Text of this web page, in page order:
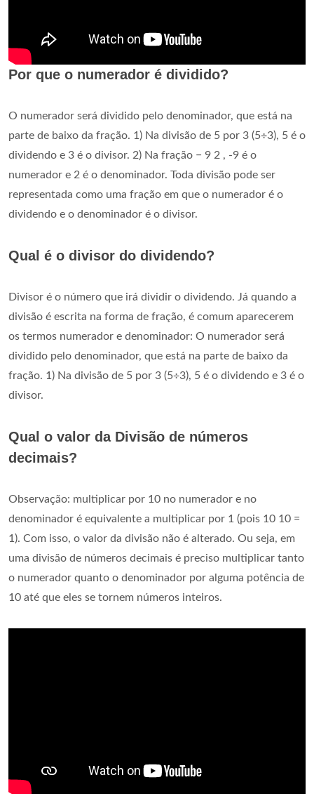
Por que o numerador é dividido?
O numerador será dividido pelo denominador, que está na
parte de baixo da fração. 1) Na divisão de 5 por 3 (5÷3), 5 é o
dividendo e 3 é o divisor. 2) Na fração − 9 2 , -9 é o
numerador e 2 é o denominador. Toda divisão pode ser
representada como uma fração em que o numerador é o
dividendo e o denominador é o divisor.
Qual é o divisor do dividendo?
Divisor é o número que irá dividir o dividendo. Já quando a
divisão é escrita na forma de fração, é comum aparecerem
os termos numerador e denominador: O numerador será
dividido pelo denominador, que está na parte de baixo da
fração. 1) Na divisão de 5 por 3 (5÷3), 5 é o dividendo e 3 é o
divisor.
Qual o valor da Divisão de números
decimais?
Observação: multiplicar por 10 no numerador e no
denominador é equivalente a multiplicar por 1 (pois 10 10 =
1). Com isso, o valor da divisão não é alterado. Ou seja, em
uma divisão de números decimais é preciso multiplicar tanto
o numerador quanto o denominador por alguma potência de
10 até que eles se tornem números inteiros.